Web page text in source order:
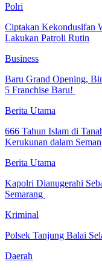
Polri
Ciptakan Kekondusifan
Lakukan Patroli Rutin
Business
‎Baru Grand Opening,
5 Franchise Baru! ‎
Berita Utama
666 Tahun Islam di
Kerukunan dalam
Berita Utama
Kapolri Dianugerahi
Semarang
Kriminal
Polsek Tanjung Balai
Daerah